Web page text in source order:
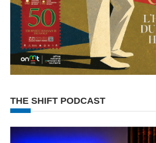
THE SHIFT PODCAST